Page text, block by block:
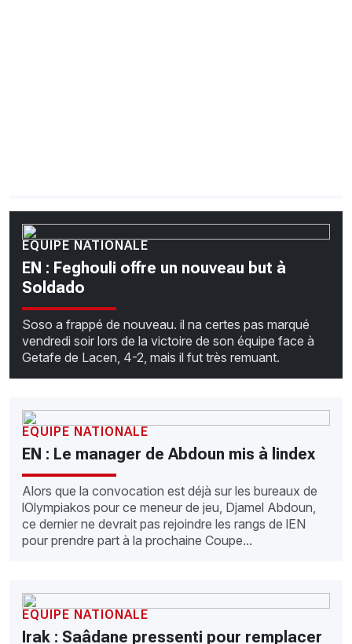
EQUIPE NATIONALE
EN : Feghouli offre un nouveau but à
Soldado
Soso a frappé de nouveau. il na certes pas marqué
vendredi soir lors de la victoire de son équipe face à
Getafe de Lacen, 4-2, mais il fut très remuant.
EQUIPE NATIONALE
EN : Le manager de Abdoun mis à lindex
Alors que la convocation est déjà sur les bureaux de
lOlympiakos pour ce meneur de jeu, Djamel Abdoun,
ce dernier ne devrait pas rejoindre les rangs de lEN
pour prendre part à la prochaine Coupe...
EQUIPE NATIONALE
Irak : Saâdane pressenti pour remplacer